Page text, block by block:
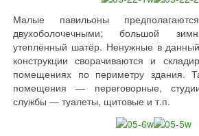
Малые павильоны
двухоболочечными; большой
утеплённый шатёр. Ненужные в
конструкции сворачиваются и
помещениях по периметру здания.
помещения — переговорные,
службы — туалеты, щитовые и т.п.